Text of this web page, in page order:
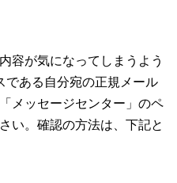
容が気になってしまうよう
である自分宛の正規メール
メッセージセンター」のペ
い。確認の方法は、下記と